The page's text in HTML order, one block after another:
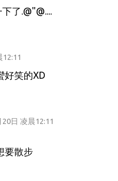
了.@"@....
12:11
好笑的XD
20日 凌晨12:11
要散步